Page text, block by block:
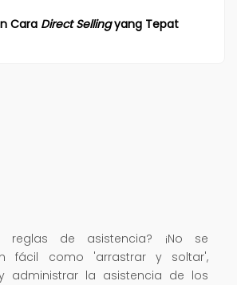
Cara Direct Sellingyang Tepat
reglas de asistencia? ¡No se
fácil como 'arrastrar y soltar',
administrar la asistencia de los